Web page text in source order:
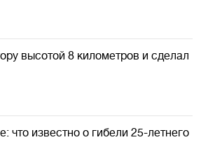
высотой 8 километров и сделал
что известно о гибели 25-летнего